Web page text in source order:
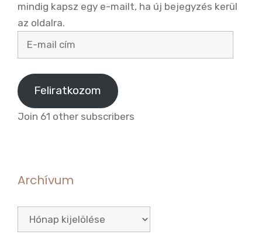
mindig kapsz egy e-mailt, ha új bejegyzés kerül
az oldalra.
mail
cím
Feliratkozom
Join 61 other subscribers
Archívum
Archívum